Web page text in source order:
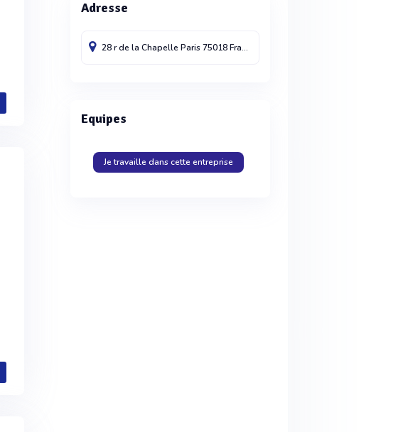
Adresse
28 r de la ChapelleParis75018France
Equipes
Je travaille dans cette entreprise